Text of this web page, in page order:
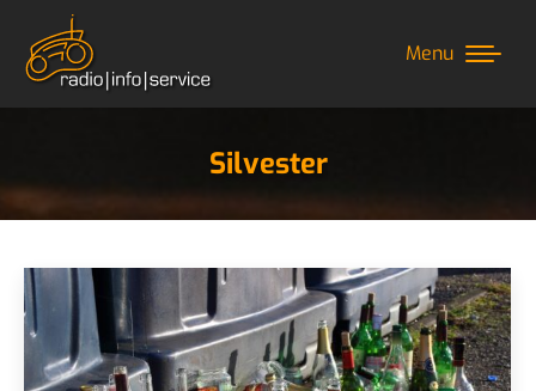
Menu
Silvester
Sie befinden sich hier: